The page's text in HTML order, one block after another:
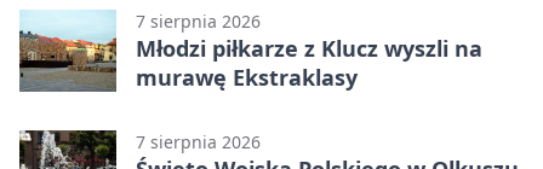
7 sierpnia 2026
Młodzi piłkarze z Klucz wyszli na
murawę Ekstraklasy
7 sierpnia 2026